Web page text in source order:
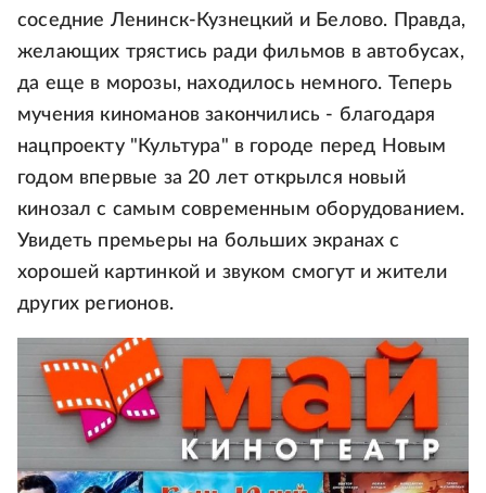
соседние Ленинск-Кузнецкий и Белово. Правда,
желающих трястись ради фильмов в автобусах,
да еще в морозы, находилось немного. Теперь
мучения киноманов закончились - благодаря
нацпроекту "Культура" в городе перед Новым
годом впервые за 20 лет открылся новый
кинозал с самым современным оборудованием.
Увидеть премьеры на больших экранах с
хорошей картинкой и звуком смогут и жители
других регионов.